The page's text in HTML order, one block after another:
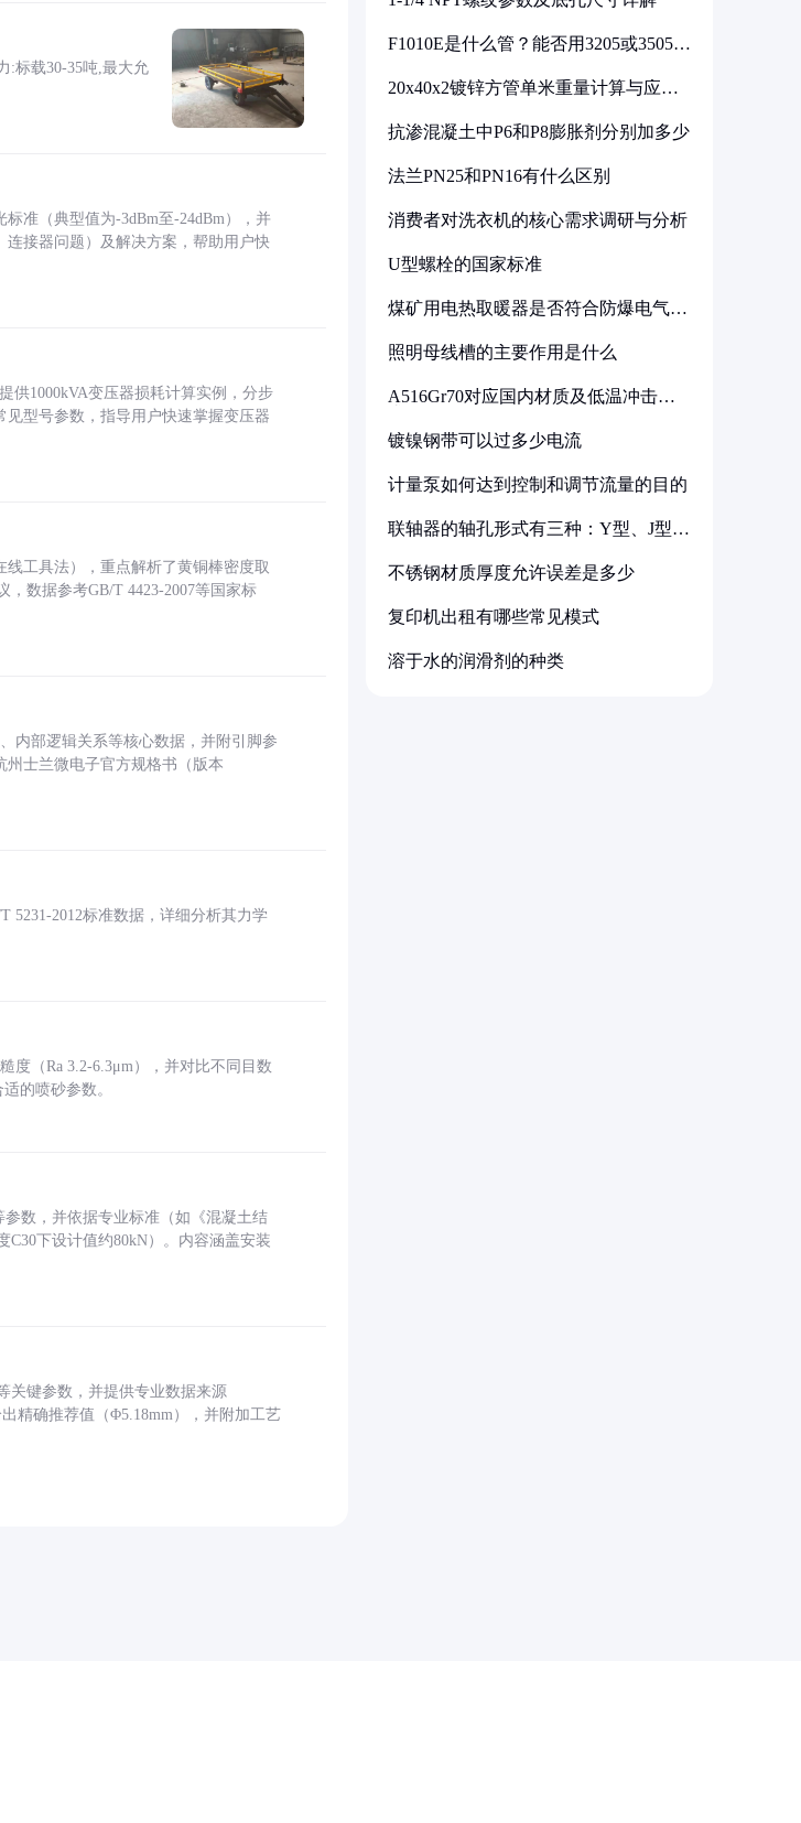
:标载30-35吨,最大允
准（典型值为-3dBm至-24dBm），并
接器问题）及解决方案，帮助用户快
供1000kVA变压器损耗计算实例，分步
见型号参数，指导用户快速掌握变压器
工具法），重点解析了黄铜棒密度取
，数据参考GB/T 4423-2007等国家标
内部逻辑关系等核心数据，并附引脚参
士兰微电子官方规格书（版本
5231-2012标准数据，详细分析其力学
度（Ra 3.2-6.3μm），并对比不同目数
的喷砂参数。
数，并依据专业标准（如《混凝土结
C30下设计值约80kN）。内容涵盖安装
关键参数，并提供专业数据来源
精确推荐值（Φ5.18mm），并附加工艺
F1010E是什么管？能否用3205或3505代
20x40x2镀锌方管单米重量计算与应用
抗渗混凝土中P6和P8膨胀剂分别加多少
法兰PN25和PN16有什么区别
消费者对洗衣机的核心需求调研与分析
U型螺栓的国家标准
煤矿用电热取暖器是否符合防爆电气设
照明母线槽的主要作用是什么
A516Gr70对应国内材质及低温冲击要
镀镍钢带可以过多少电流
计量泵如何达到控制和调节流量的目的
联轴器的轴孔形式有三种：Y型、J型、
不锈钢材质厚度允许误差是多少
复印机出租有哪些常见模式
溶于水的润滑剂的种类